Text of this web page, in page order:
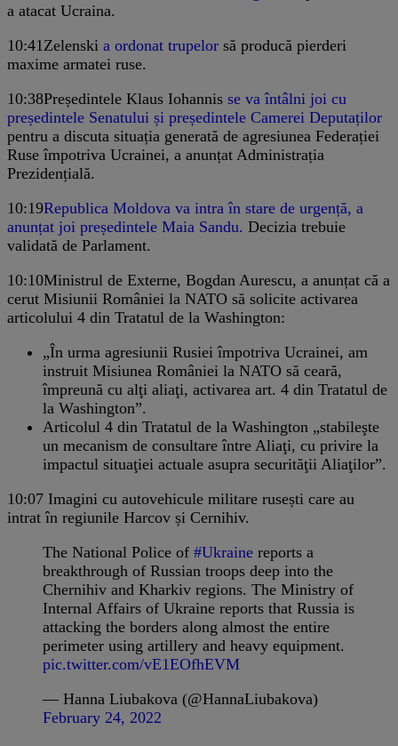
a atacat Ucraina.
10:41 Zelenski a ordonat trupelor să producă pierderi
maxime armatei ruse.
10:38Președintele Klaus Iohannis se va întâlni joi cu
președintele Senatului și președintele Camerei Deputaților
pentru a discuta situația generată de agresiunea Federației
Ruse împotriva Ucrainei, a anunțat Administrația
Prezidențială.
10:19Republica Moldova va intra în stare de urgență, a
anunțat joi președintele Maia Sandu. Decizia trebuie
validată de Parlament.
10:10Ministrul de Externe, Bogdan Aurescu, a anunțat că a
cerut Misiunii României la NATO să solicite activarea
articolului 4 din Tratatul de la Washington:
„În urma agresiunii Rusiei împotriva Ucrainei, am
instruit Misiunea României la NATO să ceară,
împreună cu alţi aliaţi, activarea art. 4 din Tratatul de
la Washington”.
Articolul 4 din Tratatul de la Washington „stabileşte
un mecanism de consultare între Aliaţi, cu privire la
impactul situaţiei actuale asupra securităţii Aliaţilor”.
10:07 Imagini cu autovehicule militare rusești care au
intrat în regiunile Harcov și Cernihiv.
The National Police of #Ukraine reports a
breakthrough of Russian troops deep into the
Chernihiv and Kharkiv regions. The Ministry of
Internal Affairs of Ukraine reports that Russia is
attacking the borders along almost the entire
perimeter using artillery and heavy equipment.
pic.twitter.com/vE1EOfhEVM
— Hanna Liubakova (@HannaLiubakova)
February 24, 2022